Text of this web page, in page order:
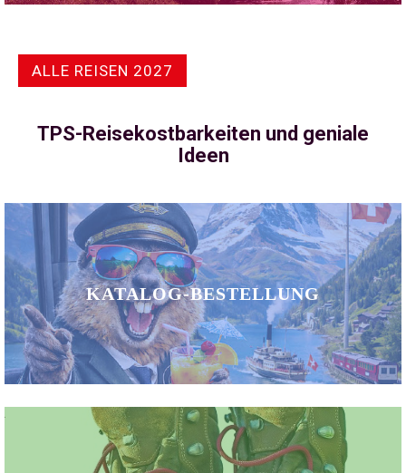
ALLE REISEN 2027
TPS-Reisekostbarkeiten und geniale
Ideen
KATALOG-BESTELLUNG